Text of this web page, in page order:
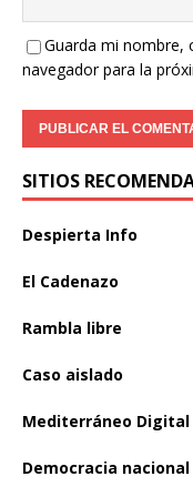
Guarda mi nombre,
navegador para la
SITIOS
Despierta Info
El Cadenazo
Rambla libre
Caso aislado
Mediterráneo Digital
Democracia nacional